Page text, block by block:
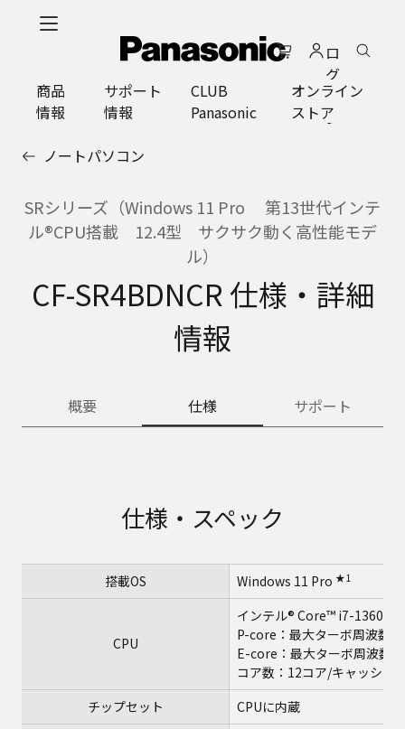
ロ
グ
イ
ン
商品
情報
サポート
情報
CLUB
Panasonic
オンライン
ストア
ノートパソコン
SRシリーズ（Windows 11 Pro 第13世代インテ
ル®CPU搭載 12.4型 サクサク動く高性能モデ
ル）
CF-SR4BDNCR 仕様・詳細
情報
概要 仕様 サポート
仕様・スペック
搭載OS Windows 11 Pro ★1
CPU
インテル® Core™ i7-1360P
P-core：最大ターボ周波数5
E-core：最大ターボ周波数
コア数：12コア/キャッシュ
チップセット
CPUに内蔵